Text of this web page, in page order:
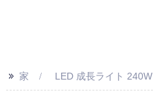
>> 家 LED 成長ライト 240W